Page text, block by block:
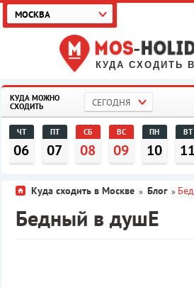
КУДА СХОДИТЬ
МОСКВА
КУДА МОЖНО
СХОДИТЬ
СЕГОДНЯ
ЧТ
06
ПТ
07
СБ
08
ВС
09
ПН
10
ВТ
11
Куда сходить в Москве » Блог »
Бедный в душЕ